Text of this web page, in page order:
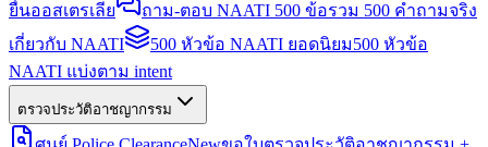
ยื่นออสเตรเลีย
ถาม-ตอบ NAATI 500 ข้อรวม 500 คำถามจริง
เกี่ยวกับ NAATI
500 หัวข้อ NAATI ยอดนิยม500 หัวข้อ
NAATI แบ่งตาม intent
ตรวจประวัติอาชญากรรม